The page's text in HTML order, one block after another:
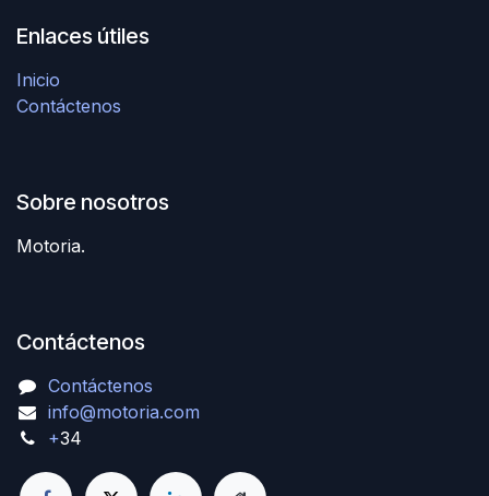
Enlaces útiles
Inicio
Contáctenos
Sobre nosotros
Motoria.
Contáctenos
Contáctenos
info@motoria.com
+34